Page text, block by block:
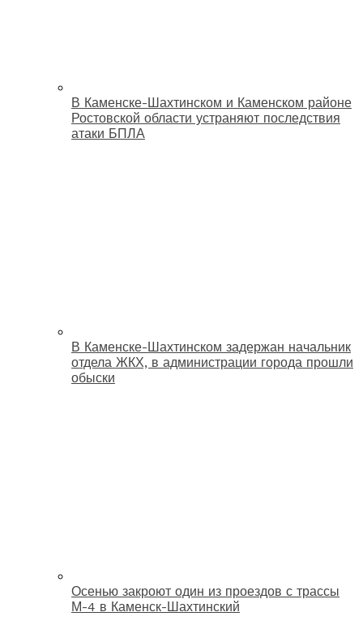
В Каменске-Шахтинском и Каменском районе
Ростовской области устраняют последствия
атаки БПЛА
В Каменске-Шахтинском задержан начальник
отдела ЖКХ, в администрации города прошли
обыски
Осенью закроют один из проездов с трассы
М-4 в Каменск-Шахтинский